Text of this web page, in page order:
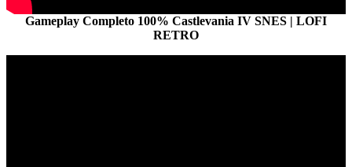
Gameplay Completo 100% Castlevania IV SNES | LOFI
RETRO